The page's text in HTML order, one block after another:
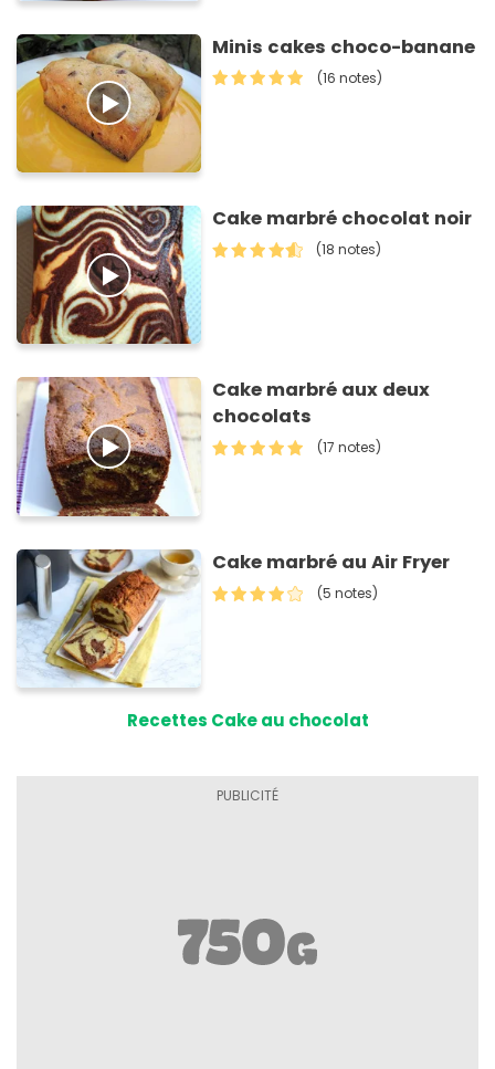
Minis cakes choco-banane
(16 notes)
Cake marbré chocolat noir
(18 notes)
Cake marbré aux deux
chocolats
(17 notes)
Cake marbré au Air Fryer
(5 notes)
Recettes Cake au chocolat